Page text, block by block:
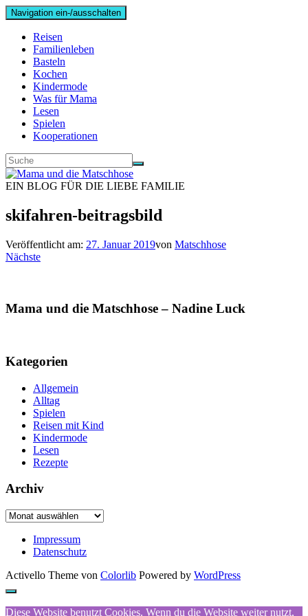
Navigation ein-/ausschalten
Reisen
Familienleben
Basteln
Kochen
Kindermode
Was für Mama
Lesen
Spielen
Kooperationen
EIN BLOG FÜR DIE LIEBE FAMILIE
skifahren-beitragsbild
Veröffentlicht am: 27. Januar 2019von Matschhose
Nächste
Mama und die Matschhose – Nadine Luck
Kategorien
Allgemein
Alltag
Spielen
Reisen mit Kind
Kindermode
Lesen
Rezepte
Archiv
Archiv
Impressum
Datenschutz
Activello Theme von Colorlib Powered by WordPress
Diese Website benutzt Cookies. Wenn du die Website weiter nutzt,